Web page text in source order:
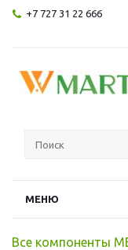
+7 727 31 22 666
МЕНЮ
Все компоненты